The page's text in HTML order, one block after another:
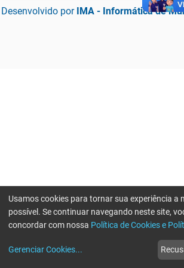
Desenvolvido por IMA - Informática de
Usamos cookies para tornar sua experiência a
possível. Se continuar navegando neste site,
concordar com nossa Política de Cookies e
Gerenciar Cookies...
Erro ao enviar informações, por favor tente